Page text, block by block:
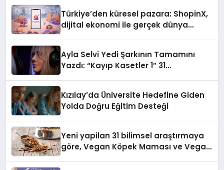
Türkiye’den küresel pazara: ShopinX,
dijital ekonomi ile gerçek dünya
Ayla Selvi Yedi Şarkının Tamamını
Yazdı: “Kayıp Kasetler 1” 31
Kızılay’da Üniversite Hedefine Giden
Yolda Doğru Eğitim Desteği
Yeni yapilan 31 bilimsel araştırmaya
göre, Vegan Köpek Maması ve Vegan